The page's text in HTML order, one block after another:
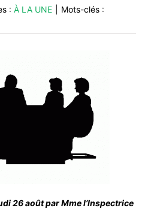
LA FSU 28
#ACTIONS
#VOS ÉLUES
#FORMATION
#COMMUNIQUÉS
#MÉDIAS
: À LA UNE
Mots-clés :
26 août par Mme l’Inspectrice